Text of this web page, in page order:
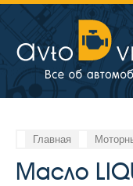
Главная
Масло